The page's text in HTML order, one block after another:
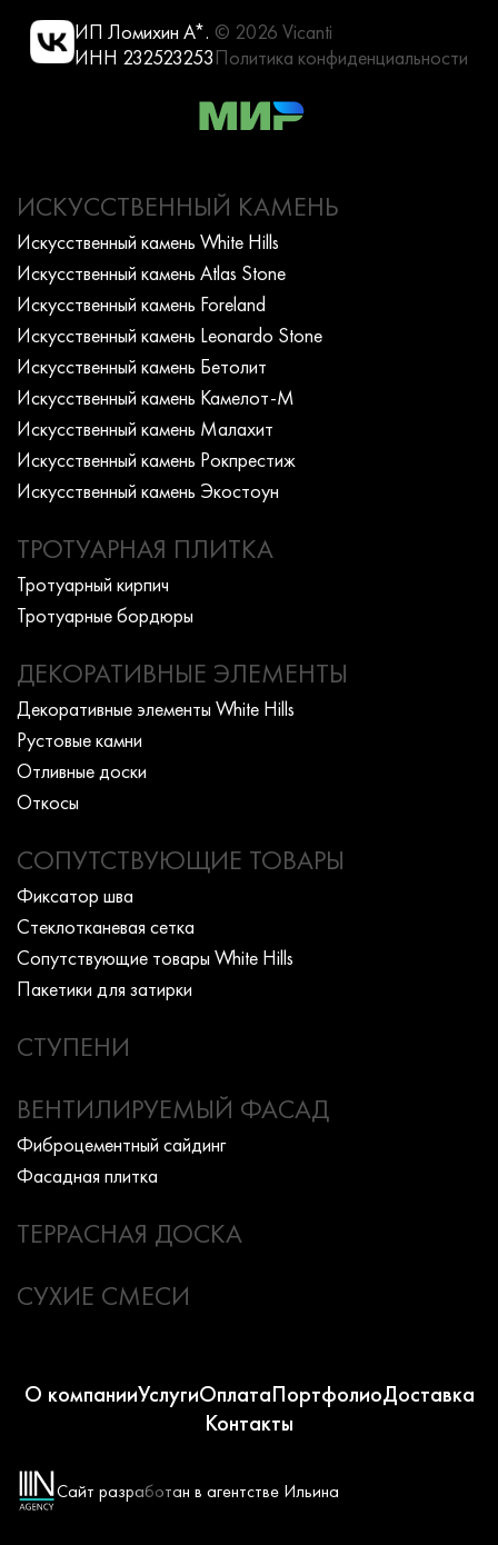
ИП Ломихин А*.
ИНН 232523253
© 2026 Vicanti
Политика конфиденциальности
ИСКУССТВЕННЫЙ КАМЕНЬ
Искусcтвенный камень White Hills
Искусcтвенный камень Atlas Stone
Искусcтвенный камень Foreland
Искусcтвенный камень Leonardo Stone
Искусcтвенный камень Бетолит
Искусcтвенный камень Камелот-М
Искусcтвенный камень Малахит
Искусcтвенный камень Рокпрестиж
Искусcтвенный камень Экостоун
ТРОТУАРНАЯ ПЛИТКА
Тротуарный кирпич
Тротуарные бордюры
ДЕКОРАТИВНЫЕ ЭЛЕМЕНТЫ
Декоративные элементы White Hills
Рустовые камни
Отливные доски
Откосы
СОПУТСТВУЮЩИЕ ТОВАРЫ
Фиксатор шва
Стеклотканевая сетка
Сопутствующие товары White Hills
Пакетики для затирки
СТУПЕНИ
ВЕНТИЛИРУЕМЫЙ ФАСАД
Фиброцементный сайдинг
Фасадная плитка
ТЕРРАСНАЯ ДОСКА
СУХИЕ СМЕСИ
О компанииУслугиОплатаПортфолиоДоставка
Контакты
Сайт разработан в агентстве Ильина